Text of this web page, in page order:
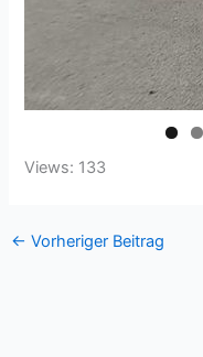
Views: 133
← Vorheriger Beitrag